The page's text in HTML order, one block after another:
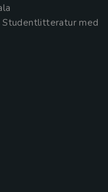
Studentlitteratur med